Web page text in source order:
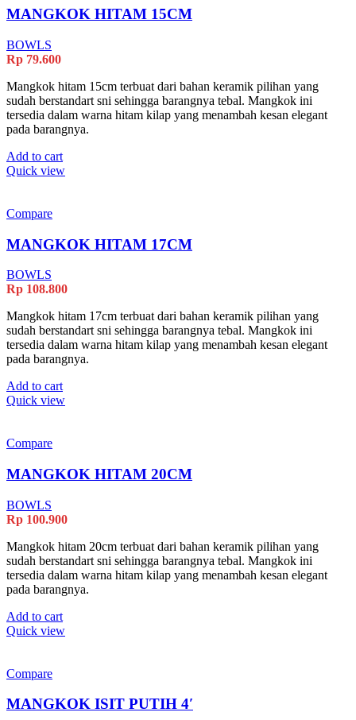
MANGKOK HITAM 15CM
BOWLS
Rp 79.600
Mangkok hitam 15cm terbuat dari bahan keramik pilihan yang
sudah berstandart sni sehingga barangnya tebal. Mangkok ini
tersedia dalam warna hitam kilap yang menambah kesan elegant
pada barangnya.
Add to cart
Quick view
Compare
MANGKOK HITAM 17CM
BOWLS
Rp 108.800
Mangkok hitam 17cm terbuat dari bahan keramik pilihan yang
sudah berstandart sni sehingga barangnya tebal. Mangkok ini
tersedia dalam warna hitam kilap yang menambah kesan elegant
pada barangnya.
Add to cart
Quick view
Compare
MANGKOK HITAM 20CM
BOWLS
Rp 100.900
Mangkok hitam 20cm terbuat dari bahan keramik pilihan yang
sudah berstandart sni sehingga barangnya tebal. Mangkok ini
tersedia dalam warna hitam kilap yang menambah kesan elegant
pada barangnya.
Add to cart
Quick view
Compare
MANGKOK ISIT PUTIH 4′